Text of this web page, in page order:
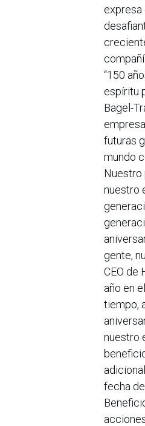
expresa
“150
espíritu
Bagel-
futuras
mundo
Nuestro
nuestro
gente,
CEO de
año en
tiempo,
nuestro
fecha